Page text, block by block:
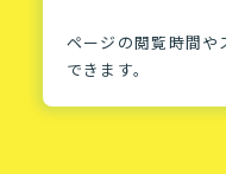
ページの閲覧時間や
できます。